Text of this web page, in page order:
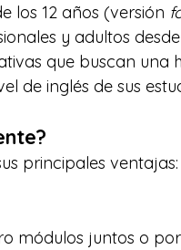
los 12 años (versión
y adultos
que buscan
de inglés de sus
principales ventajas:
módulos juntos o